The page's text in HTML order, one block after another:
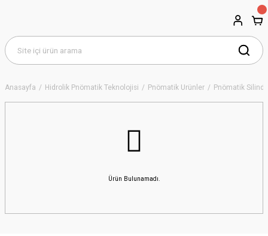
Anasayfa Hidrolik Pnömatik Teknolojisi Pnömatik Ürünler Pnömatik
Ürün Bulunamadı.